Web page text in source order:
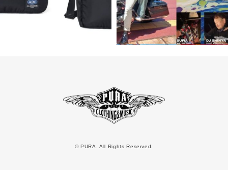
© PURA. All Rights Reserved.